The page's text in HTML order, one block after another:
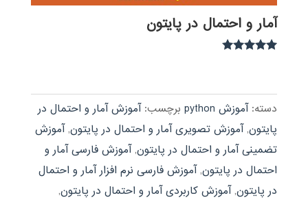
آمار و احتمال در پایتون
دسته:آموزش python برچسب:آموزش آمار و احتمال در
پایتون,آموزش تصویری آمار و احتمال در پایتون,آموزش
تضمینی آمار و احتمال در پایتون,آموزش فارسی آمار و
احتمال در پایتون,آموزش فارسی نرم افزار آمار و احتمال
در پایتون,آموزش کاربردی آمار و احتمال در پایتون,